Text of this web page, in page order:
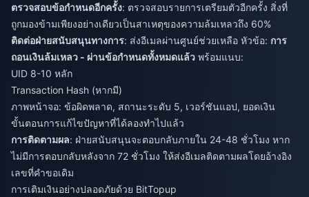
ตรวจสอบข้อกำหนดอีกครั้ง: ตรวจสอบรายการเตรียมตัวอีกครั้ง สิ่งที่
ถูกมองข้ามเพียงอย่างเดียวเป็นสาเหตุของความล้มเหลวถึง 60%
ติดต่อฝ่ายสนับสนุนทางการ: ส่งอีเมลผ่านศูนย์ช่วยเหลือ หัวข้อ: การ
ถอนเงินล้มเหลว - ผ่านข้อกำหนดทั้งหมดแล้ว พร้อมแนบ:
UID 8-10 หลัก
Transaction Hash (หากมี)
ภาพหน้าจอ: ข้อผิดพลาด, สถานะระดับ 5, เวอร์ชันแอป, ยอดเงิน
ขั้นตอนการแก้ไขปัญหาที่ได้ลองทำไปแล้ว
การติดตามผล: ฝ่ายสนับสนุนจะตอบกลับภายใน 24-48 ชั่วโมง หาก
ไม่มีการตอบกลับหลังจาก 72 ชั่วโมง ให้ส่งอีเมลติดตามผลโดยอ้างอิง
เลขที่คำขอเดิม
การเติมเงินอย่างปลอดภัยด้วย BitTopup